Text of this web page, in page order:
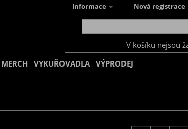
Informace Nová registrace
V košíku nejsou
MERCH VYKUŘOVADLA VÝPRODEJ